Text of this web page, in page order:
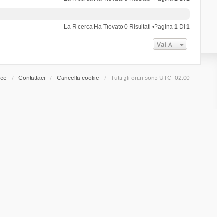
La Ricerca Ha Trovato 0 Risultati •Pagina1 Di1
Vai A
Contattaci Cancella cookie Tutti gli orari sono UTC+02:00